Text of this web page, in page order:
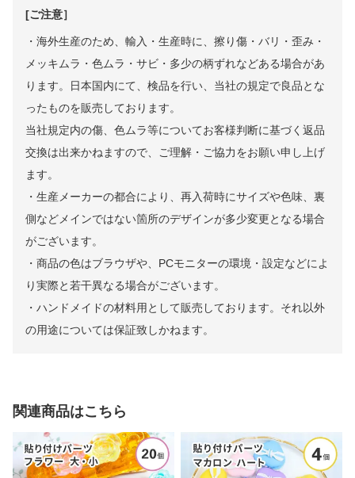
[ご注意］
・海外⽣産のため、輸⼊・⽣産時に、擦り傷・バリ・歪み・
メッキムラ・色ムラ・サビ・多少の柄ずれなどある場合があ
ります。日本国内にて、検品を行い、当社の規定で良品とな
ったものを販売しております。
当社規定内の傷、色ムラ等についてお客様判断に基づく返品
交換は出来かねますので、ご理解・ご協⼒をお願い申し上げ
ます。
・⽣産メーカーの都合により、再⼊荷時にサイズや⾊味、裏
側などメインではない箇所のデザインが多少変更となる場合
がございます。
・商品の⾊はブラウザや、PCモニターの環境・設定などによ
り実際と若⼲異なる場合がございます。
・ハンドメイドの材料⽤として販売しております。それ以外
の用途については保証致しかねます。
関連商品はこちら